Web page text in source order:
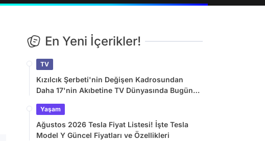
En Yeni İçerikler!
TV
Kızılcık Şerbeti'nin Değişen Kadrosundan
Daha 17'nin Akıbetine TV Dünyasında Bugün
Yaşam
Ağustos 2026 Tesla Fiyat Listesi! İşte Tesla
Model Y Güncel Fiyatları ve Özellikleri